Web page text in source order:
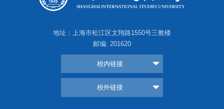
地址：上海市松江区文翔路1550号三教楼
邮编: 201620
校内链接
校外链接